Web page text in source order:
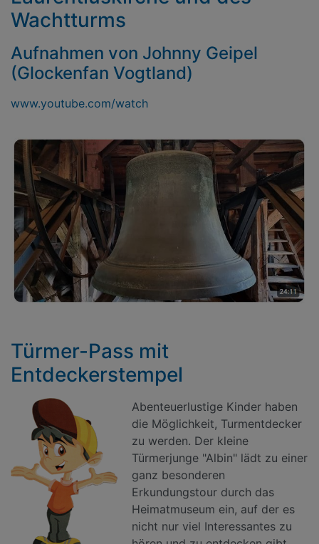
Wachtturms
Aufnahmen von Johnny Geipel
(Glockenfan Vogtland)
www.youtube.com/watch
Türmer-Pass mit
Entdeckerstempel
Abenteuerlustige Kinder haben
die Möglichkeit, Turmentdecker
zu werden. Der kleine
Türmerjunge "Albin" lädt zu einer
ganz besonderen
Erkundungstour durch das
Heimatmuseum ein, auf der es
nicht nur viel Interessantes zu